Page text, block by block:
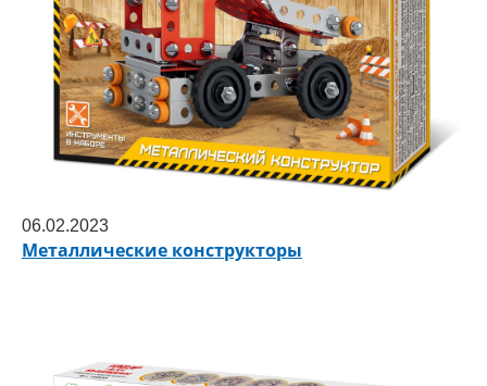
06.02.2023
Металлические конструкторы